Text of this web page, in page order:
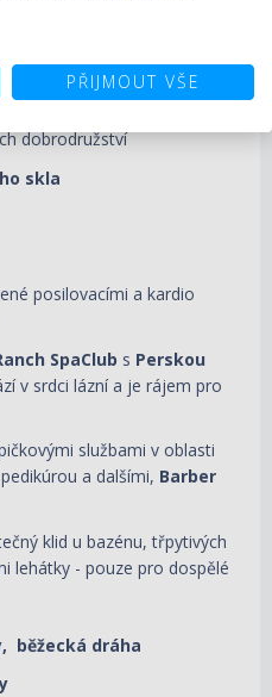
si zachovává intimní
např.Amade, která oslavuje
současnou,Rock City, jejíž
dobrodružství
skla
posilovacími a kardio
SpaClub s Perskou
v srdci lázní a je rájem pro
službami v oblasti
a dalšími, Barber
klid u bazénu, třpytivých
lehátky - pouze pro dospělé
běžecká dráha
PŘIJMOUT VŠE